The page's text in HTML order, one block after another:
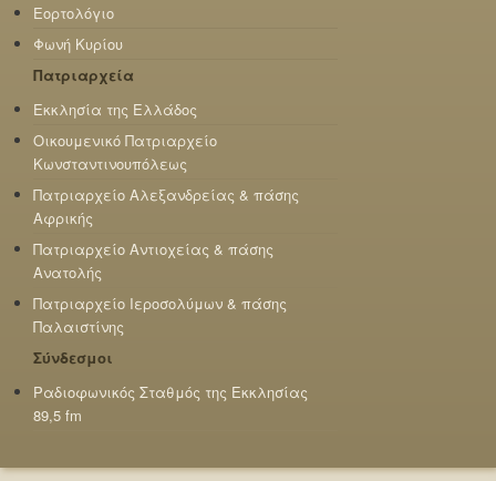
Εορτολόγιο
Φωνή Κυρίου
Πατριαρχεία
Εκκλησία της Ελλάδος
Οικουμενικό Πατριαρχείο
Κωνσταντινουπόλεως
Πατριαρχείο Αλεξανδρείας & πάσης
Αφρικής
Πατριαρχείο Αντιοχείας & πάσης
Ανατολής
Πατριαρχείο Ιεροσολύμων & πάσης
Παλαιστίνης
Σύνδεσμοι
Ραδιοφωνικός Σταθμός της Εκκλησίας
89,5 fm